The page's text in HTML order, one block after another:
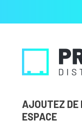
AJOUTEZ DE
ESPACE